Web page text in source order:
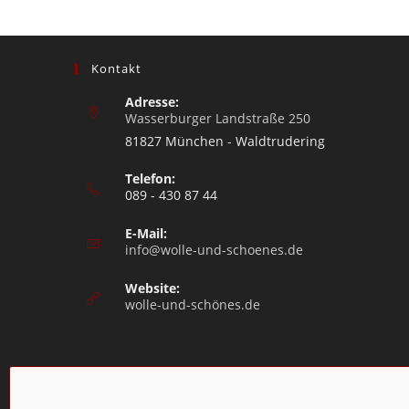
Kontakt
Adresse:
Wasserburger Landstraße 250
81827 München - Waldtrudering
Telefon:
089 - 430 87 44
E-Mail:
info@wolle-und-schoenes.de
Website:
wolle-und-schönes.de